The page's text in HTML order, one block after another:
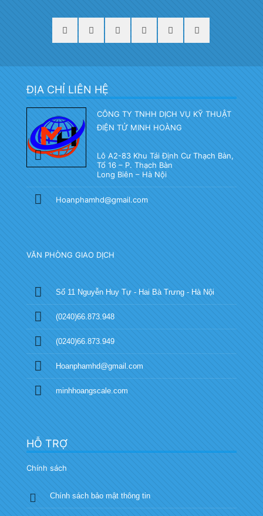
ĐỊA CHỈ LIÊN HỆ
CÔNG TY TNHH DỊCH VỤ KỸ THUẬT
ĐIỆN TỬ MINH HOÀNG
Lô A2-83 Khu Tái Định Cư Thạch Bàn,
Tổ 16 – P. Thạch Bàn
Long Biên – Hà Nội
Hoanphamhd@gmail.com
VĂN PHÒNG GIAO DỊCH
Số 11 Nguyễn Huy Tự - Hai Bà Trưng - Hà Nội
(0240)66.873.948
(0240)66.873.949
Hoanphamhd@gmail.com
minhhoangscale.com
HỖ TRỢ
Chính sách
Chính sách bảo mật thông tin